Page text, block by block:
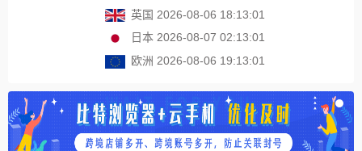
英国 2026-08-06 18:13:01
日本 2026-08-07 02:13:01
欧洲 2026-08-06 19:13:01